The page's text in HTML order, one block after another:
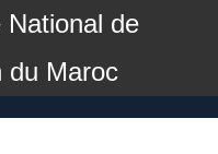
National de
du Maroc